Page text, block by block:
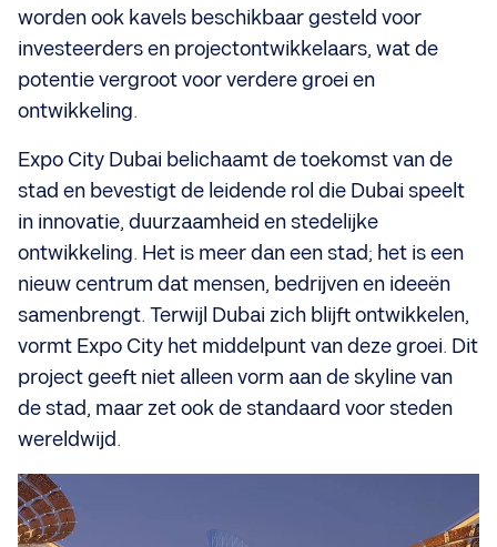
worden ook kavels beschikbaar gesteld voor
investeerders en projectontwikkelaars, wat de
potentie vergroot voor verdere groei en
ontwikkeling.
Expo City Dubai belichaamt de toekomst van de
stad en bevestigt de leidende rol die Dubai speelt
in innovatie, duurzaamheid en stedelijke
ontwikkeling. Het is meer dan een stad; het is een
nieuw centrum dat mensen, bedrijven en ideeën
samenbrengt. Terwijl Dubai zich blijft ontwikkelen,
vormt Expo City het middelpunt van deze groei. Dit
project geeft niet alleen vorm aan de skyline van
de stad, maar zet ook de standaard voor steden
wereldwijd.